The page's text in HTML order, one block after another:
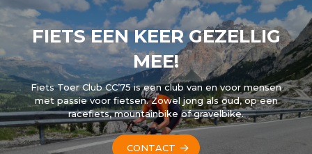
FIETS EEN KEER GEZELLIG
MEE!
Fiets Toer Club CC’75 is een club van en voor mensen
met passie voor fietsen. Zowel jong als oud, op een
racefiets, mountainbike of gravelbike.
CONTACT